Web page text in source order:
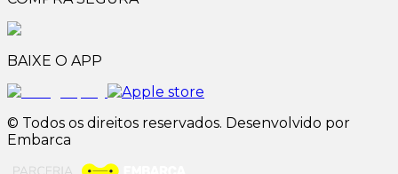
BAIXE O APP
© Todos os direitos reservados. Desenvolvido por
Embarca